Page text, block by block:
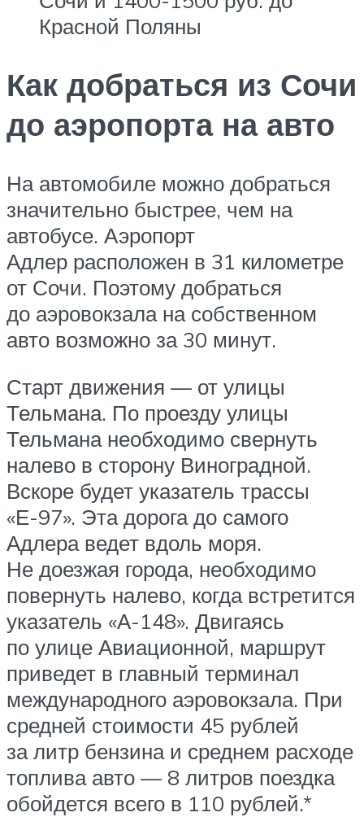
Красной Поляны
Как добраться из Сочи
до аэропорта на авто
На автомобиле можно добраться
значительно быстрее, чем на
автобусе. Аэропорт
Адлер расположен в 31 километре
от Сочи. Поэтому добраться
до аэровокзала на собственном
авто возможно за 30 минут.
Старт движения — от улицы
Тельмана. По проезду улицы
Тельмана необходимо свернуть
налево в сторону Виноградной.
Вскоре будет указатель трассы
«Е-97». Эта дорога до самого
Адлера ведет вдоль моря.
Не доезжая города, необходимо
повернуть налево, когда встретится
указатель «А-148». Двигаясь
по улице Авиационной, маршрут
приведет в главный терминал
международного аэровокзала. При
средней стоимости 45 рублей
за литр бензина и среднем расходе
топлива авто — 8 литров поездка
обойдется всего в 110 рублей.*